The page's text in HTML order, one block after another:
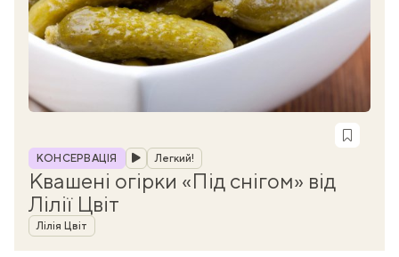
Рубрика
КОНСЕРВАЦІЯ Легкий!
Квашені огірки «Під снігом» від
Лілії Цвіт
Автор
Лілія Цвіт